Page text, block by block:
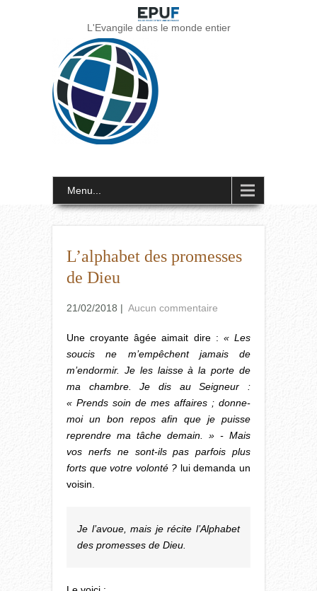
L'Evangile dans le monde entier
Menu...
L’alphabet des promesses
de Dieu
21/02/2018 | Aucun commentaire
Une croyante âgée aimait dire : « Les
soucis ne m’empêchent jamais de
m’endormir. Je les laisse à la porte de
ma chambre. Je dis au Seigneur :
« Prends soin de mes affaires ; donne-
moi un bon repos afin que je puisse
reprendre ma tâche demain. » - Mais
vos nerfs ne sont-ils pas parfois plus
forts que votre volonté ? lui demanda un
voisin.
Je l’avoue, mais je récite l’Alphabet
des promesses de Dieu.